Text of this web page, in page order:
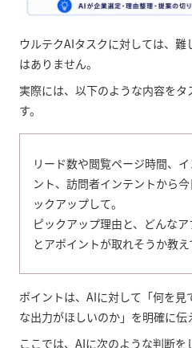
ウルテクAIタスクに対しては、
はありません。
実際には、以下のような内容を
す。
リード数や閲覧ページ時間、
ント、訪問者インテントから
ックアップして。
ピックアップ理由と、どんな
とアポイントが取れそうか教え
ポイントは、AIに対して「何を
な出力がほしいのか」を明確に伝
ここでは、AIに次のような判断を